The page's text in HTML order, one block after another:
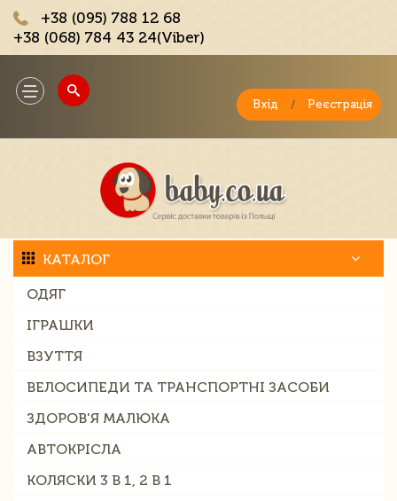
+38 (095) 788 12 68
+38 (068) 784 43 24(Viber)
Toggle
navigation
Вхід / Реєстрація
КАТАЛОГ
ОДЯГ
ІГРАШКИ
ВЗУТТЯ
ВЕЛОСИПЕДИ ТА ТРАНСПОРТНІ ЗАСОБИ
ЗДОРОВ'Я МАЛЮКА
АВТОКРІСЛА
КОЛЯСКИ 3 В 1, 2 В 1